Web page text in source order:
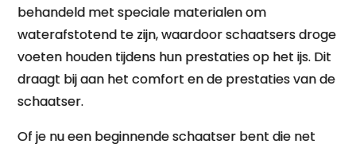
behandeld met speciale materialen om
waterafstotend te zijn, waardoor schaatsers droge
voeten houden tijdens hun prestaties op het ijs. Dit
draagt bij aan het comfort en de prestaties van de
schaatser.
Of je nu een beginnende schaatser bent die net